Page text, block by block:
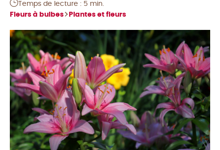
Temps de lecture : 5 min.
Fleurs à bulbes
Plantes et fleurs